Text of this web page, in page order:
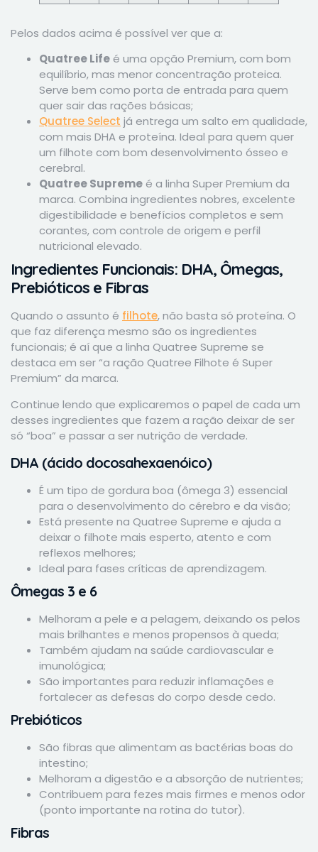
Pelos dados acima é possível ver que a:
Quatree Life é uma opção Premium, com bom
equilíbrio, mas menor concentração proteica.
Serve bem como porta de entrada para quem
quer sair das rações básicas;
Quatree Select já entrega um salto em qualidade,
com mais DHA e proteína. Ideal para quem quer
um filhote com bom desenvolvimento ósseo e
cerebral.
Quatree Supreme é a linha Super Premium da
marca. Combina ingredientes nobres, excelente
digestibilidade e benefícios completos e sem
corantes, com controle de origem e perfil
nutricional elevado.
Ingredientes Funcionais: DHA, Ômegas,
Prebióticos e Fibras
Quando o assunto é filhote, não basta só proteína. O
que faz diferença mesmo são os ingredientes
funcionais; é aí que a linha Quatree Supreme se
destaca em ser “a ração Quatree Filhote é Super
Premium” da marca.
Continue lendo que explicaremos o papel de cada um
desses ingredientes que fazem a ração deixar de ser
só “boa” e passar a ser nutrição de verdade.
DHA (ácido docosahexaenóico)
É um tipo de gordura boa (ômega 3) essencial
para o desenvolvimento do cérebro e da visão;
Está presente na Quatree Supreme e ajuda a
deixar o filhote mais esperto, atento e com
reflexos melhores;
Ideal para fases críticas de aprendizagem.
Ômegas 3 e 6
Melhoram a pele e a pelagem, deixando os pelos
mais brilhantes e menos propensos à queda;
Também ajudam na saúde cardiovascular e
imunológica;
São importantes para reduzir inflamações e
fortalecer as defesas do corpo desde cedo.
Prebióticos
São fibras que alimentam as bactérias boas do
intestino;
Melhoram a digestão e a absorção de nutrientes;
Contribuem para fezes mais firmes e menos odor
(ponto importante na rotina do tutor).
Fibras